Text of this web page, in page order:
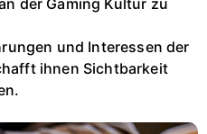
und Interessen der
ihnen Sichtbarkeit